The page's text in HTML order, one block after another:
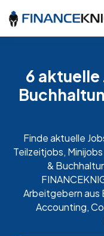
6 aktuelle
Finde aktuelle
Teilzeitjobs,
&
Arbeitgebern aus
Accounting,